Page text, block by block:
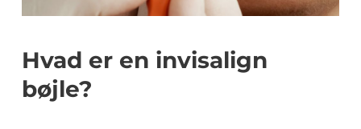
Hvad er en invisalign
bøjle?